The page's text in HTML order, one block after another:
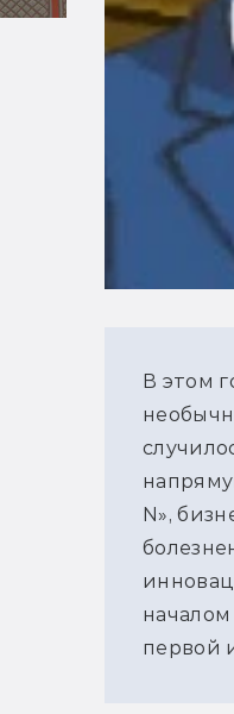
В этом
N»,
первой